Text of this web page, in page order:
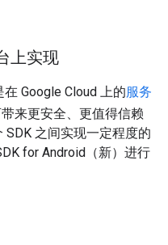
上实现
Google Cloud 上的服务
来更安全、更值得信赖
之间实现一定程度的
for Android（新）进行